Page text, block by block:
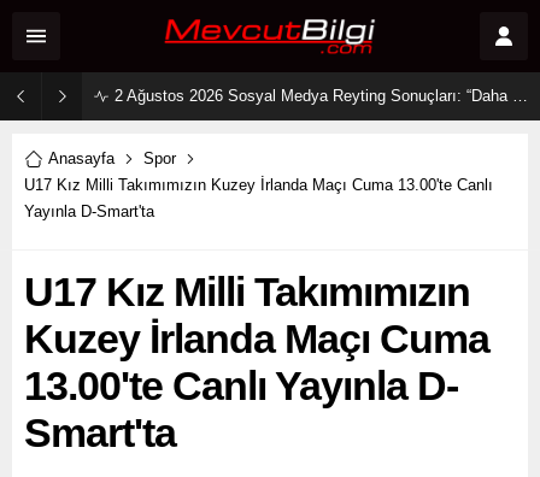
2 Ağustos 2026 Sosyal Medya Reyting Sonuçları: “Daha 17” Ekranlara Ambargo Koydu!
Anasayfa
Spor
U17 Kız Milli Takımımızın Kuzey İrlanda Maçı Cuma 13.00'te Canlı
Yayınla D-Smart'ta
U17 Kız Milli Takımımızın
Kuzey İrlanda Maçı Cuma
13.00'te Canlı Yayınla D-
Smart'ta